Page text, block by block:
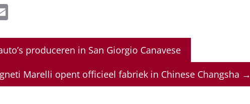
ai
l
produceren in San Giorgio Canavese
Marelli opent officieel fabriek in Chinese Changsha →